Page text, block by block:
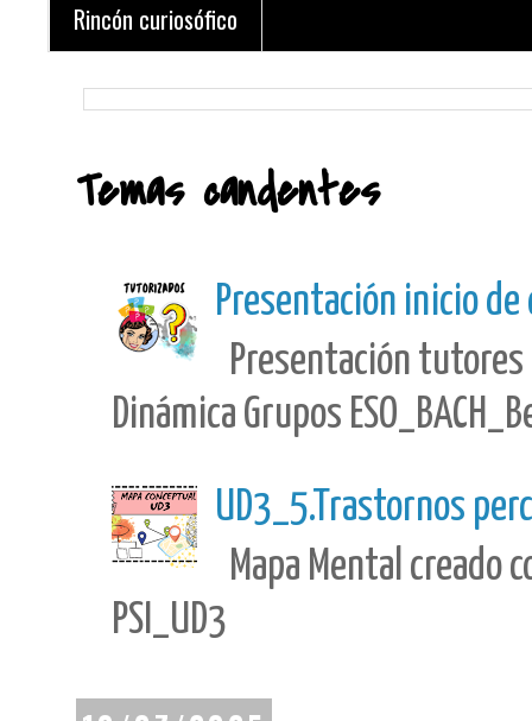
Rincón curiosófico
Temas candentes
Presentación inicio de
Presentación
Dinámica Grupos
UD3_5.Trastornos
Mapa Mental creado
PSI_UD3